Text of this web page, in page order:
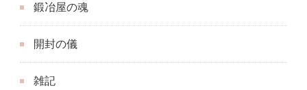
鍛冶屋の魂
開封の儀
雑記